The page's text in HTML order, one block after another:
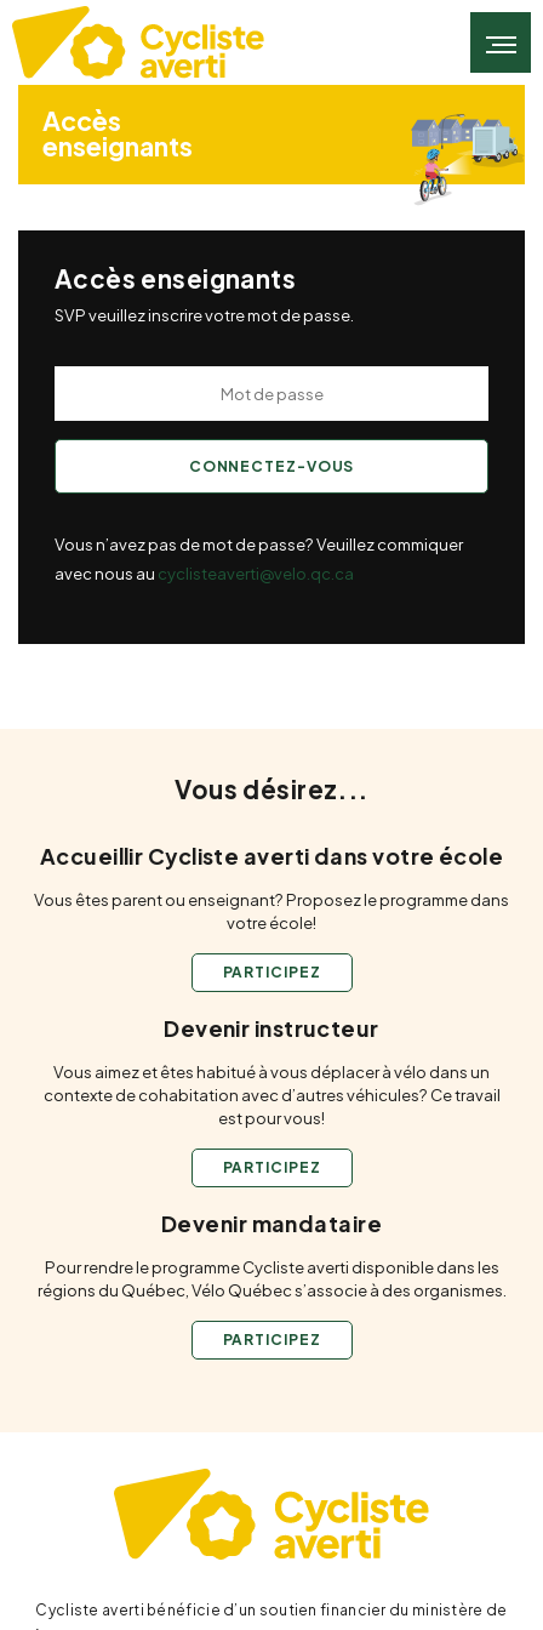
Accès
enseignants
Accès enseignants
SVP veuillez inscrire votre mot de passe.
Vous n’avez pas de mot de passe? Veuillez commiquer
avec nous au cyclisteaverti@velo.qc.ca
Vous désirez...
Accueillir Cycliste averti dans votre école
Vous êtes parent ou enseignant? Proposez le programme dans
votre école!
PARTICIPEZ
Devenir instructeur
Vous aimez et êtes habitué à vous déplacer à vélo dans un
contexte de cohabitation avec d’autres véhicules? Ce travail
est pour vous!
PARTICIPEZ
Devenir mandataire
Pour rendre le programme Cycliste averti disponible dans les
régions du Québec, Vélo Québec s’associe à des organismes.
PARTICIPEZ
Cycliste averti bénéficie d’un soutien financier du ministère de